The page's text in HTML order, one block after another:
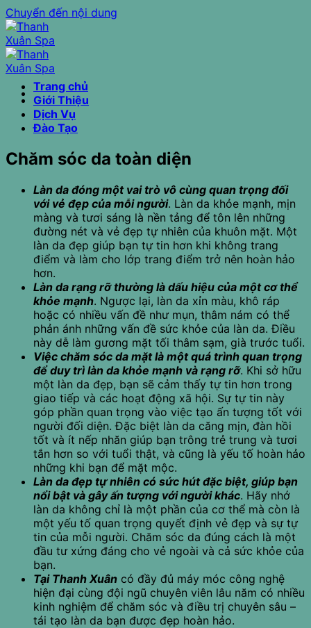
Chuyển đến nội dung
Trang chủ
Giới Thiệu
Dịch Vụ
Đào Tạo
Chăm sóc da toàn diện
Làn da đóng một vai trò vô cùng quan trọng đối
với vẻ đẹp của mỗi người. Làn da khỏe mạnh, mịn
màng và tươi sáng là nền tảng để tôn lên những
đường nét và vẻ đẹp tự nhiên của khuôn mặt. Một
làn da đẹp giúp bạn tự tin hơn khi không trang
điểm và làm cho lớp trang điểm trở nên hoàn hảo
hơn.
Làn da rạng rỡ thường là dấu hiệu của một cơ thể
khỏe mạnh. Ngược lại, làn da xỉn màu, khô ráp
hoặc có nhiều vấn đề như mụn, thâm nám có thể
phản ánh những vấn đề sức khỏe của làn da. Điều
này dễ làm gương mặt tối thâm sạm, già trước tuổi.
Việc chăm sóc da mặt là một quá trình quan trọng
để duy trì làn da khỏe mạnh và rạng rỡ. Khi sở hữu
một làn da đẹp, bạn sẽ cảm thấy tự tin hơn trong
giao tiếp và các hoạt động xã hội. Sự tự tin này
góp phần quan trọng vào việc tạo ấn tượng tốt với
người đối diện. Đặc biệt làn da căng mịn, đàn hồi
tốt và ít nếp nhăn giúp bạn trông trẻ trung và tươi
tắn hơn so với tuổi thật, và cũng là yếu tố hoàn hảo
những khi bạn để mặt mộc.
Làn da đẹp tự nhiên có sức hút đặc biệt, giúp bạn
nổi bật và gây ấn tượng với người khác. Hãy nhớ
làn da không chỉ là một phần của cơ thể mà còn là
một yếu tố quan trọng quyết định vẻ đẹp và sự tự
tin của mỗi người. Chăm sóc da đúng cách là một
đầu tư xứng đáng cho vẻ ngoài và cả sức khỏe của
bạn.
Tại Thanh Xuân có đầy đủ máy móc công nghệ
hiện đại cùng đội ngũ chuyên viên lâu năm có nhiều
kinh nghiệm để chăm sóc và điều trị chuyên sâu –
tái tạo làn da bạn được đẹp hoàn hảo.